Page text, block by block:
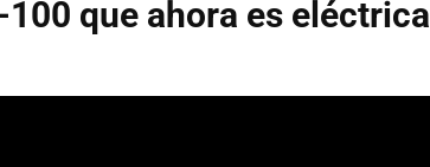
que ahora es eléctrica